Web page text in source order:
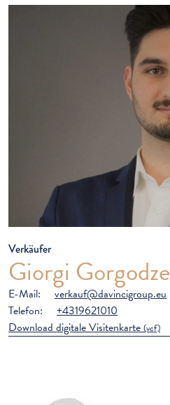
Verkäufer
Giorgi Gorgodze
E-Mail:
verkauf@davincigroup.eu
Telefon:
+4319621010
Download digitale Visitenkarte(vcf)